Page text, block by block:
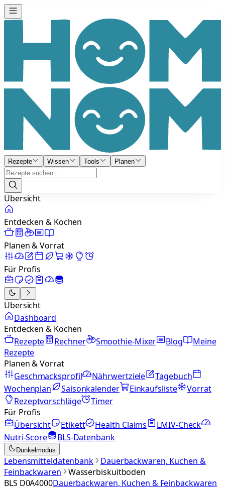
Rezepte Wissen Tools Planen
Übersicht
Entdecken & Kochen
Planen & Vorrat
Für Profis
Übersicht
Dashboard
Entdecken & Kochen
Rezepte
Rechner Smoothie-Mixer Blog
Meine
Rezepte
Planen & Vorrat
Geschmacksprofil
Nährwertziele
Tagebuch
Wochenplan
Saisonkalender Einkaufsliste
Vorrat
Rezeptvorschläge
Timer
Für Profis
Übersicht
Etikett Health Claims
LMIV-Check
Nutri-Score
BLS-Datenbank
Dunkelmodus
Lebensmitteldatenbank
Dauerbackwaren, Kuchen &
Feinbackwaren
Wasserbiskuitboden
BLS D0A4000Dauerbackwaren, Kuchen & Feinbackwaren